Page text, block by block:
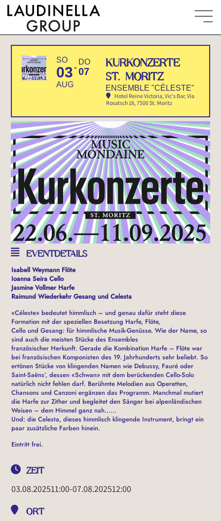
SO
03
AUG
DO
07
KURKONZERTE
ST. MORITZ
ENSEMBLE "CÉLESTE"
Hotel Reine Victoria, Vic's Bar, Via
Rosatsch 18, 7500 St. Moritz
EVENTDETAILS
Isabell Weymann Flöte
Ioanna Seira Cello
Jasmine Vollmer Harfe
Raimund Wiederkehr Gesang und Celesta
«Céleste» bedeutet himmlisch – und genau dafür steht diese
Formation mit der speziellen Besetzung Harfe, Flöte,
Cello und Gesang: für himmlische Musik-Genüsse. Wie der Name, so
sind auch die meisten Stücke des Ensembles
französischer Herkunft. Gerade die Kombination Harfe – Flöte war
bei französischen Komponisten des 19. Jahrhunderts sehr beliebt. So
ertönen Stücke von klingenden Namen wie Debussy, Fauré oder
Saint-Saëns’, dessen «Schwan» mit dem berückenden Cello-Solo
natürlich nicht fehlen darf. Berühmte Melodien aus Operetten,
Chansons und Canzoni ergänzen das Programm. Manchmal mutiert
die Harfe zur Zither und begleitet den Sänger bei alpenländischen
Weisen – dem Himmel ganz nah……
Und: die Celesta, dieses himmlisch klingende Instrument, bringt ein
paar zusätzliche Farben hinein.
Eintritt frei.
ZEIT
03.08.202511:00-07.08.202512:00
ORT